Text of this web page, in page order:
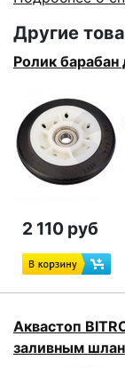
Другие
Ролик
2 110 руб
Аквастоп
заливным